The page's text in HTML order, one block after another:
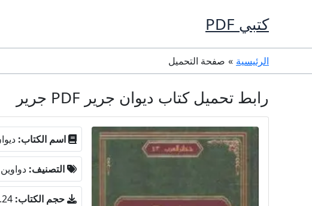
كتبي PDF
الرئيسية صفحة التحميل
رابط تحميل كتاب ديوان جرير PDF جرير
اسم الكتاب:
التصنيف:
حجم الكتاب: 7.24